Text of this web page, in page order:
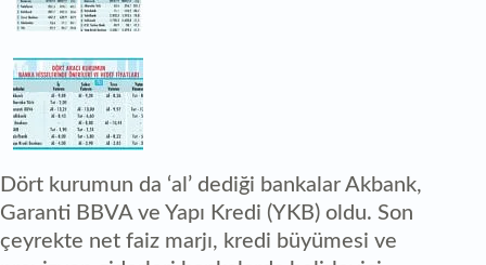
Dört kurumun da ‘al’ dediği bankalar Akbank,
Garanti BBVA ve Yapı Kredi (YKB) oldu. Son
çeyrekte net faiz marjı, kredi büyümesi ve